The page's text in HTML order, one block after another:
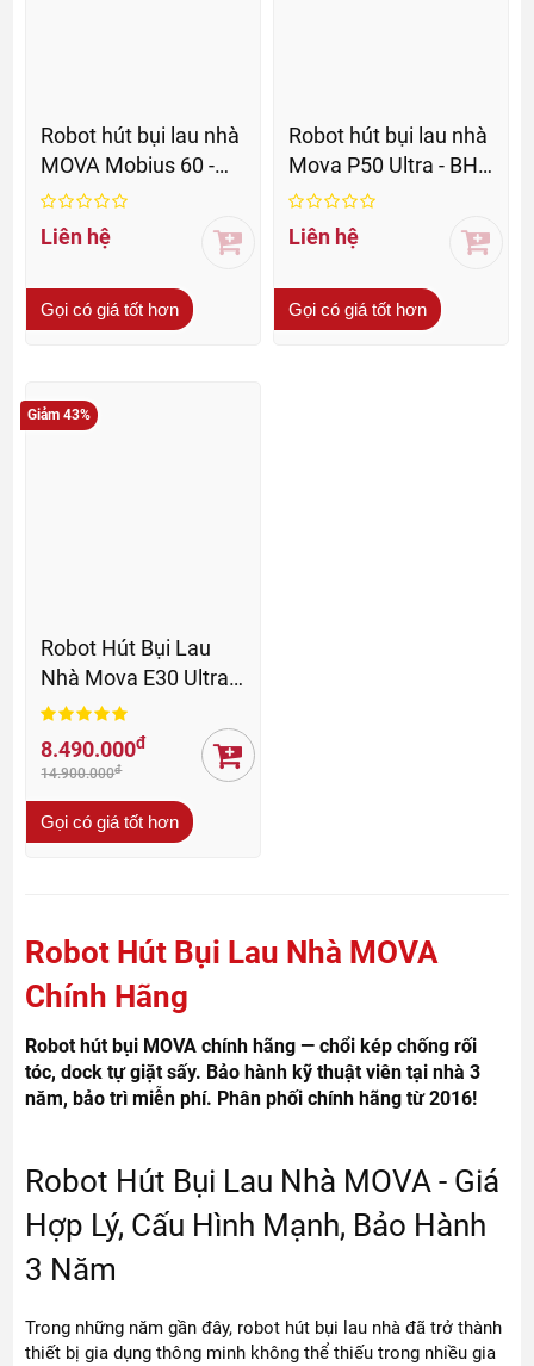
Robot hút bụi lau nhà
MOVA Mobius 60 -
BH 36 Th
Liên hệ
Gọi có giá tốt hơn
Robot hút bụi lau nhà
Mova P50 Ultra - BH
36 Th
Liên hệ
Gọi có giá tốt hơn
Giảm 43%
Robot Hút Bụi Lau
Nhà Mova E30 Ultra -
BH 36 Th
8.490.000đ
14.900.000đ
Gọi có giá tốt hơn
Robot Hút Bụi Lau Nhà MOVA
Chính Hãng
Robot hút bụi MOVA chính hãng — chổi kép chống rối
tóc, dock tự giặt sấy. Bảo hành kỹ thuật viên tại nhà 3
năm, bảo trì miễn phí. Phân phối chính hãng từ 2016!
Robot Hút Bụi Lau Nhà MOVA - Giá
Hợp Lý, Cấu Hình Mạnh, Bảo Hành
3 Năm
Trong những năm gần đây, robot hút bụi lau nhà đã trở thành
thiết bị gia dụng thông minh không thể thiếu trong nhiều gia